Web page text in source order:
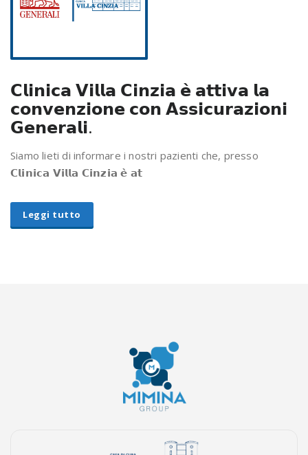
𝗖𝗹𝗶𝗻𝗶𝗰𝗮 𝗩𝗶𝗹𝗹𝗮 𝗖𝗶𝗻𝘇𝗶𝗮 𝗲̀ 𝗮𝘁𝘁𝗶𝘃𝗮 𝗹𝗮
𝗰𝗼𝗻𝘃𝗲𝗻𝘇𝗶𝗼𝗻𝗲 𝗰𝗼𝗻 𝗔𝘀𝘀𝗶𝗰𝘂𝗿𝗮𝘇𝗶𝗼𝗻𝗶
𝗚𝗲𝗻𝗲𝗿𝗮𝗹𝗶.
Siamo lieti di informare i nostri pazienti che, presso
𝗖𝗹𝗶𝗻𝗶𝗰𝗮 𝗩𝗶𝗹𝗹𝗮 𝗖𝗶𝗻𝘇𝗶𝗮 𝗲̀ 𝗮𝘁
Leggi tutto